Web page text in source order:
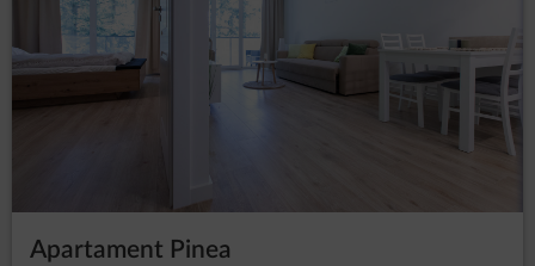
Apartament Pinea